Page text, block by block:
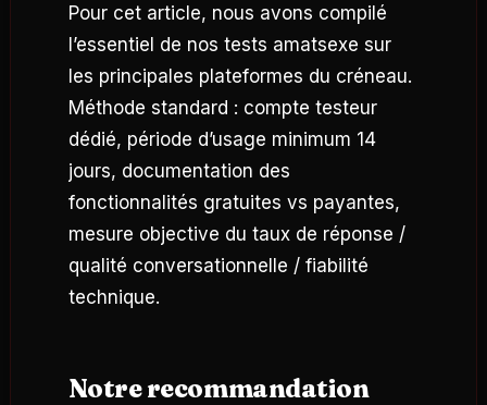
Pour cet article, nous avons compilé
l’essentiel de nos tests amatsexe sur
les principales plateformes du créneau.
Méthode standard : compte testeur
dédié, période d’usage minimum 14
jours, documentation des
fonctionnalités gratuites vs payantes,
mesure objective du taux de réponse /
qualité conversationnelle / fiabilité
technique.
Notre recommandation